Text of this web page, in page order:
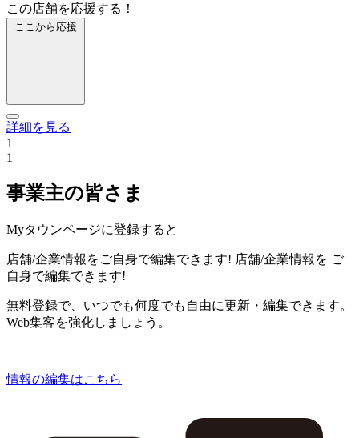
この店舗を応援する！
ここから応援
詳細を見る
1
1
事業主の皆さま
Myタウンページに登録すると
店舗/企業情報をご自身で編集できます! 店舗/企業情報を ご
自身で編集できます!
無料登録で、いつでも何度でも自由に更新・編集できます。
Web集客を強化しましょう。
情報の編集はこちら